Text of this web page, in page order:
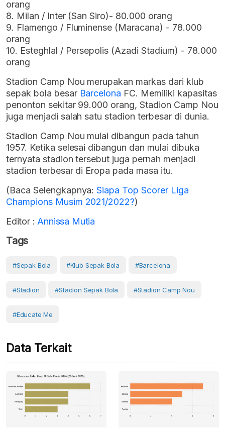
orang
8. Milan / Inter (San Siro)- 80.000 orang
9. Flamengo / Fluminense (Maracana) - 78.000
orang
10. Esteghlal / Persepolis (Azadi Stadium) - 78.000
orang
Stadion Camp Nou merupakan markas dari klub
sepak bola besar Barcelona FC. Memiliki kapasitas
penonton sekitar 99.000 orang, Stadion Camp Nou
juga menjadi salah satu stadion terbesar di dunia.
Stadion Camp Nou mulai dibangun pada tahun
1957. Ketika selesai dibangun dan mulai dibuka
ternyata stadion tersebut juga pernah menjadi
stadion terbesar di Eropa pada masa itu.
(Baca Selengkapnya:Siapa Top Scorer Liga
Champions Musim 2021/2022?)
Editor : Annissa Mutia
Tags
#Sepak Bola #klub Sepak Bola #Barcelona
#stadion #stadion Sepak Bola #Stadion Camp Nou
#Educate Me
Data Terkait